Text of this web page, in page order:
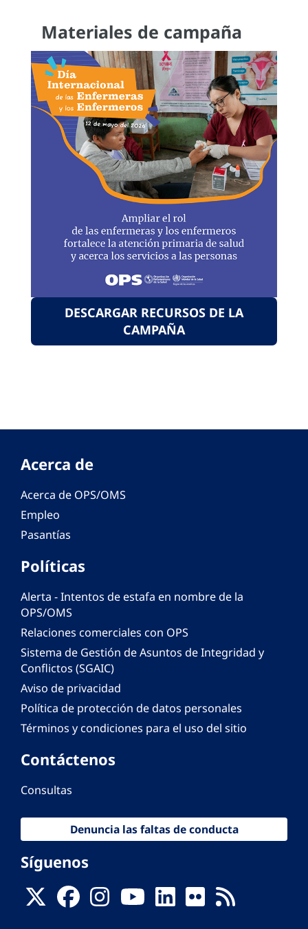
Materiales de campaña
DESCARGAR RECURSOS DE LA
CAMPAÑA
Acerca de
Acerca de OPS/OMS
Empleo
Pasantías
Políticas
Alerta - Intentos de estafa en nombre de la
OPS/OMS
Relaciones comerciales con OPS
Sistema de Gestión de Asuntos de Integridad y
Conflictos (SGAIC)
Aviso de privacidad
Política de protección de datos personales
Términos y condiciones para el uso del sitio
Contáctenos
Consultas
Denuncia las faltas de conducta
Síguenos